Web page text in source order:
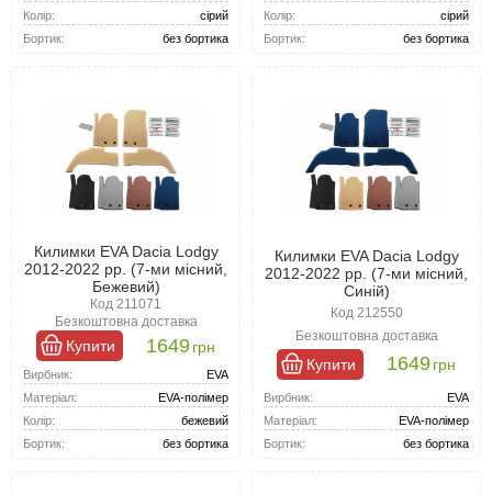
Колір:
сірий
Бортик:
без бортика
Колір:
сірий
Бортик:
без бортика
Килимки EVA Dacia Lodgy
2012-2022 рр. (7-ми місний,
Бежевий)
Код 211071
Безкоштовна доставка
Купити 1649грн
Вирбник:
EVA
Матеріал:
EVA-полімер
Колір:
бежевий
Бортик:
без бортика
Килимки EVA Dacia Lodgy
2012-2022 рр. (7-ми місний,
Синій)
Код 212550
Безкоштовна доставка
Купити 1649грн
Вирбник:
EVA
Матеріал:
EVA-полімер
Бортик:
без бортика